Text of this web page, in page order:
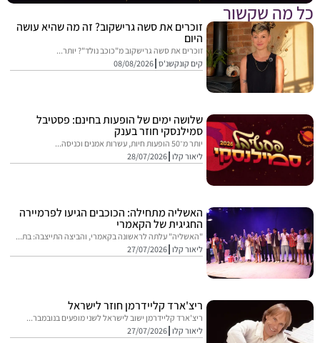
שקשור
זוכרים את סשה גרישקוב? זה מה שהיא עושה
היום
זוכרים את סשה גרישקוב מ"כוכב נולד"? יותר...
קים קונקשנ'ס 08/08/2026
שלושה ימים של הופעות בחינם: פסטיבל
סמילנסקי חוזר בענק
יותר מ־50 הופעות חיות, עשרות אמנים וכניסה...
ליאור קלו 28/07/2026
האשליה מתחילה: הכוכבים הגיעו לפרמיירה
החגיגית של הקאמרי
"האשליה" עלתה לראשונה בקאמרי, והביצה התייצבה: בת...
ליאור קלו 27/07/2026
ריצ'ארד קליידרמן חוזר לישראל
ריצ'ארד קליידרמן ישוב לישראל לשני מופעים בנובמבר...
ליאור קלו 27/07/2026